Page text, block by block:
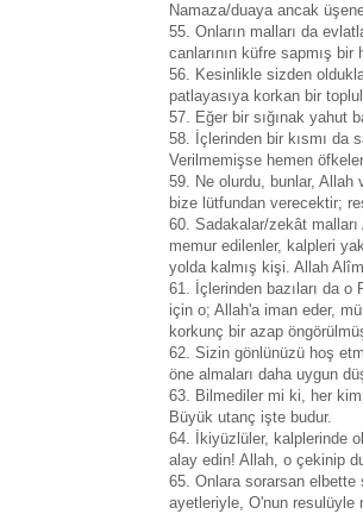
Namaza/duaya ancak
55. Onların malları da
canlarının küfre sapmış bir
56. Kesinlikle sizden
patlayasıya korkan bir
57. Eğer bir sığınak yahut
58. İçlerinden bir kısmı da
Verilmemişse hemen
59. Ne olurdu, bunlar, Allah
bize lütfundan verecektir;
60. Sadakalar/zekât
memur edilenler, kalpleri
yolda kalmış kişi. Allah
61. İçlerinden bazıları da
için o; Allah'a iman eder,
korkunç bir azap
62. Sizin gönlünüzü hoş
öne almaları daha uygun
63. Bilmediler mi ki, her
Büyük utanç işte budur.
64. İkiyüzlüler, kalplerinde
alay edin! Allah, o çekinip
65. Onlara sorarsan elbette
ayetleriyle, O'nun resulüyle